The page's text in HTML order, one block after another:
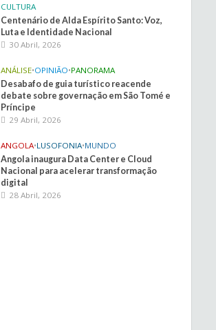
CULTURA
Centenário de Alda Espírito Santo: Voz,
Luta e Identidade Nacional
30 Abril, 2026
ANÁLISE•OPINIÃO•PANORAMA
Desabafo de guia turístico reacende
debate sobre governação em São Tomé e
Príncipe
29 Abril, 2026
ANGOLA•LUSOFONIA•MUNDO
Angola inaugura Data Center e Cloud
Nacional para acelerar transformação
digital
28 Abril, 2026